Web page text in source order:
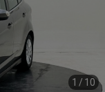
1 / 10